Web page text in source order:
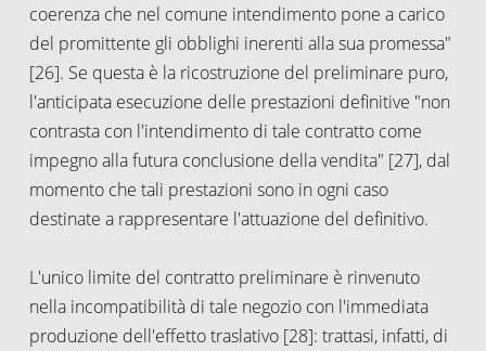
coerenza che nel comune intendimento pone a carico
del promittente gli obblighi inerenti alla sua promessa"
[26]. Se questa è la ricostruzione del preliminare puro,
l'anticipata esecuzione delle prestazioni definitive "non
contrasta con l'intendimento di tale contratto come
impegno alla futura conclusione della vendita" [27], dal
momento che tali prestazioni sono in ogni caso
destinate a rappresentare l'attuazione del definitivo.
L'unico limite del contratto preliminare è rinvenuto
nella incompatibilità di tale negozio con l'immediata
produzione dell'effetto traslativo [28]: trattasi, infatti, di